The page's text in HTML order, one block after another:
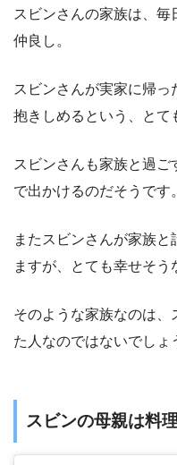
スビンさんの家族は、
仲良し。
スビンさんが実家に帰
抱きしめるという、とて
スビンさんも家族と過
で出かけるのだそうです。
またスビンさんが家族と
ますが、とても幸せそう
そのような家族なのは
た人なのではないでしょ
スビンの母親は料